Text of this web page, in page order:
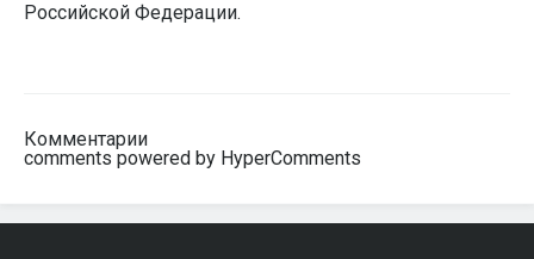
Российской Федерации.
Комментарии
comments powered by HyperComments